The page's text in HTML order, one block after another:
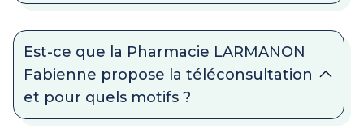
Est-ce que la Pharmacie LARMANON
Fabienne propose la téléconsultation
et pour quels motifs ?